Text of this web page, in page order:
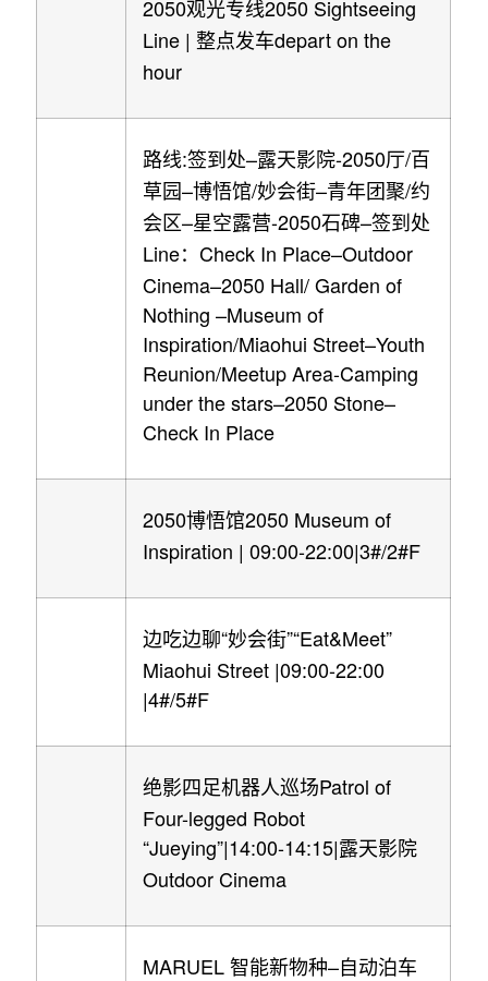
2050观光专线2050 Sightseeing
Line | 整点发车depart on the
hour
路线:签到处–露天影院-2050厅/百
草园–博悟馆/妙会街–青年团聚/约
会区–星空露营-2050石碑–签到处
Line：Check In Place–Outdoor
Cinema–2050 Hall/ Garden of
Nothing –Museum of
Inspiration/Miaohui Street–Youth
Reunion/Meetup Area-Camping
under the stars–2050 Stone–
Check In Place
2050博悟馆2050 Museum of
Inspiration | 09:00-22:00|3#/2#F
边吃边聊“妙会街”“Eat&Meet”
Miaohui Street |09:00-22:00
|4#/5#F
绝影四足机器人巡场Patrol of
Four-legged Robot
“Jueying”|14:00-14:15|露天影院
Outdoor Cinema
MARUEL智能新物种–自动泊车